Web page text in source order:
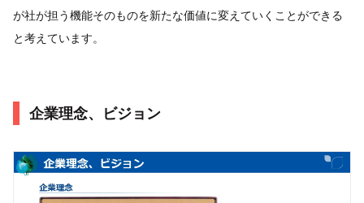
が社が担う機能そのものを新たな価値に変えていくことができる
と考えています。
企業理念、ビジョン